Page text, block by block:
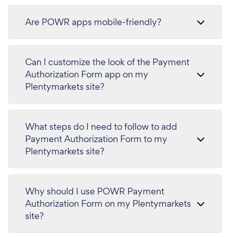
Are POWR apps mobile-friendly?
Can I customize the look of the Payment
Authorization Form app on my
Plentymarkets site?
What steps do I need to follow to add
Payment Authorization Form to my
Plentymarkets site?
Why should I use POWR Payment
Authorization Form on my Plentymarkets
site?